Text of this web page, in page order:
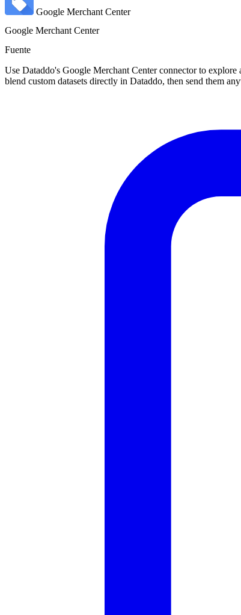
Google Merchant Center
Google Merchant Center
Fuente
Use Dataddo's Google Merchant Center connector to
blend custom datasets directly in Dataddo, then send them